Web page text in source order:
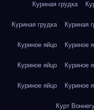
Куриная грудка
Куриная грудка Куриная
Куриное яйцо Куриное
Куриное яйцо Куриное
Куриное яйцо Куриное
Курт